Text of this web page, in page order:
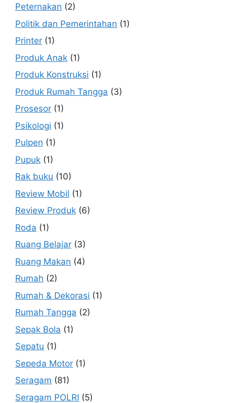
Peternakan (2)
Politik dan Pemerintahan (1)
Printer (1)
Produk Anak (1)
Produk Konstruksi (1)
Produk Rumah Tangga (3)
Prosesor (1)
Psikologi (1)
Pulpen (1)
Pupuk (1)
Rak buku (10)
Review Mobil (1)
Review Produk (6)
Roda (1)
Ruang Belajar (3)
Ruang Makan (4)
Rumah (2)
Rumah & Dekorasi (1)
Rumah Tangga (2)
Sepak Bola (1)
Sepatu (1)
Sepeda Motor (1)
Seragam (81)
Seragam POLRI (5)